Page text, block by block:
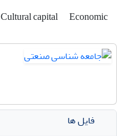
Cultural capital
Economic
فایل ها